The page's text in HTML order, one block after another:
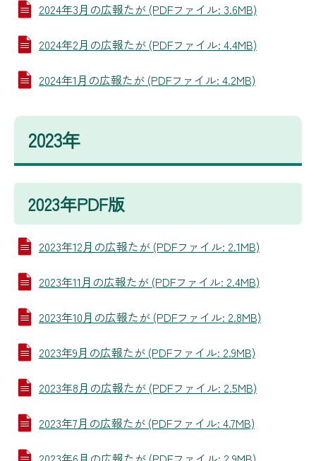
2024年3月の広報たが (PDFファイル: 3.6MB)
2024年2月の広報たが (PDFファイル: 4.4MB)
2024年1月の広報たが (PDFファイル: 4.2MB)
2023年
2023年PDF版
2023年12月の広報たが (PDFファイル: 2.1MB)
2023年11月の広報たが (PDFファイル: 2.4MB)
2023年10月の広報たが (PDFファイル: 2.8MB)
2023年9月の広報たが (PDFファイル: 2.9MB)
2023年8月の広報たが (PDFファイル: 2.5MB)
2023年7月の広報たが (PDFファイル: 4.7MB)